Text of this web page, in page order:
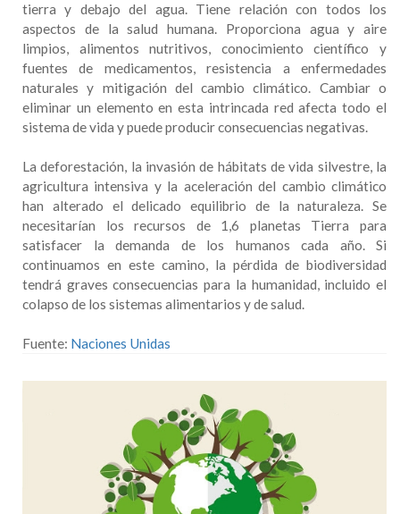
tierra y debajo del agua. Tiene relación con todos los
aspectos de la salud humana. Proporciona agua y aire
limpios, alimentos nutritivos, conocimiento científico y
fuentes de medicamentos, resistencia a enfermedades
naturales y mitigación del cambio climático. Cambiar o
eliminar un elemento en esta intrincada red afecta todo el
sistema de vida y puede producir consecuencias negativas.
La deforestación, la invasión de hábitats de vida silvestre, la
agricultura intensiva y la aceleración del cambio climático
han alterado el delicado equilibrio de la naturaleza. Se
necesitarían los recursos de 1,6 planetas Tierra para
satisfacer la demanda de los humanos cada año. Si
continuamos en este camino, la pérdida de biodiversidad
tendrá graves consecuencias para la humanidad, incluido el
colapso de los sistemas alimentarios y de salud.
Fuente: Naciones Unidas